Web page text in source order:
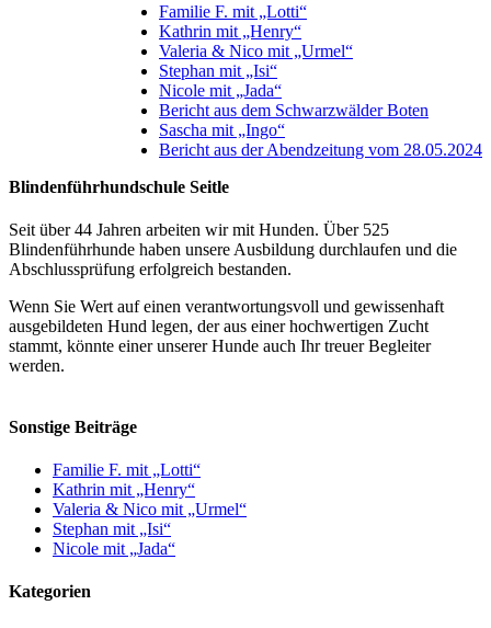
Familie F. mit „Lotti“
Kathrin mit „Henry“
Valeria & Nico mit „Urmel“
Stephan mit „Isi“
Nicole mit „Jada“
Bericht aus dem Schwarzwälder Boten
Sascha mit „Ingo“
Bericht aus der Abendzeitung vom 28.05.2024
Blindenführhundschule Seitle
Seit über 44 Jahren arbeiten wir mit Hunden. Über 525
Blindenführhunde haben unsere Ausbildung durchlaufen und die
Abschlussprüfung erfolgreich bestanden.
Wenn Sie Wert auf einen verantwortungsvoll und gewissenhaft
ausgebildeten Hund legen, der aus einer hochwertigen Zucht
stammt, könnte einer unserer Hunde auch Ihr treuer Begleiter
werden.
Sonstige Beiträge
Familie F. mit „Lotti“
Kathrin mit „Henry“
Valeria & Nico mit „Urmel“
Stephan mit „Isi“
Nicole mit „Jada“
Kategorien